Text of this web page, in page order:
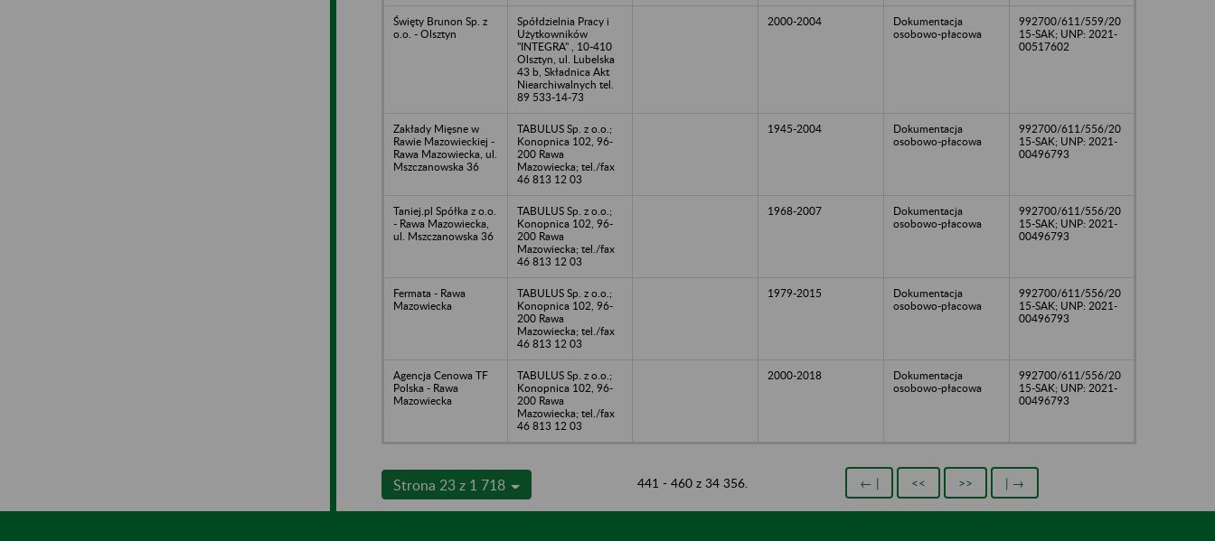
Święty Brunon Sp. z
o.o. - Olsztyn
Spółdzielnia Pracy i
Użytkowników
"INTEGRA" , 10-410
Olsztyn, ul. Lubelska
43 b, Składnica Akt
Niearchiwalnych tel.
89 533-14-73
2000-2004
Dokumentacja
osobowo-płacowa
992700/611/559/20
15-SAK; UNP: 2021-
00517602
Zakłady Mięsne w
Rawie Mazowieckiej -
Rawa Mazowiecka, ul.
Mszczanowska 36
TABULUS Sp. z o.o.;
Konopnica 102, 96-
200 Rawa
Mazowiecka; tel./fax
46 813 12 03
1945-2004
Dokumentacja
osobowo-płacowa
992700/611/556/20
15-SAK; UNP: 2021-
00496793
Taniej.pl Spółka z o.o.
- Rawa Mazowiecka,
ul. Mszczanowska 36
TABULUS Sp. z o.o.;
Konopnica 102, 96-
200 Rawa
Mazowiecka; tel./fax
46 813 12 03
1968-2007
Dokumentacja
osobowo-płacowa
992700/611/556/20
15-SAK; UNP: 2021-
00496793
Fermata - Rawa
Mazowiecka
TABULUS Sp. z o.o.;
Konopnica 102, 96-
200 Rawa
Mazowiecka; tel./fax
46 813 12 03
1979-2015
Dokumentacja
osobowo-płacowa
992700/611/556/20
15-SAK; UNP: 2021-
00496793
Agencja Cenowa TF
Polska - Rawa
Mazowiecka
TABULUS Sp. z o.o.;
Konopnica 102, 96-
200 Rawa
Mazowiecka; tel./fax
46 813 12 03
2000-2018
Dokumentacja
osobowo-płacowa
992700/611/556/20
15-SAK; UNP: 2021-
00496793
Strona 23 z 1 718 441 - 460 z 34 356. ← | << >> | →